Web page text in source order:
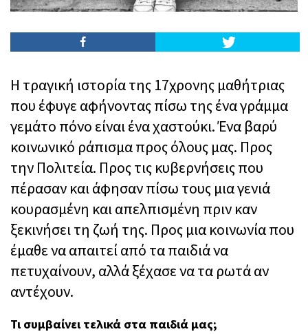
Η τραγική ιστορία της 17χρονης μαθήτριας
που έφυγε αφήνοντας πίσω της ένα γράμμα
γεμάτο πόνο είναι ένα χαστούκι. Ένα βαρύ
κοινωνικό ράπισμα προς όλους μας. Προς
την Πολιτεία. Προς τις κυβερνήσεις που
πέρασαν και άφησαν πίσω τους μια γενιά
κουρασμένη και απελπισμένη πριν καν
ξεκινήσει τη ζωή της. Προς μια κοινωνία που
έμαθε να απαιτεί από τα παιδιά να
πετυχαίνουν, αλλά ξέχασε να τα ρωτά αν
αντέχουν.
Τι συμβαίνει τελικά στα παιδιά μας;